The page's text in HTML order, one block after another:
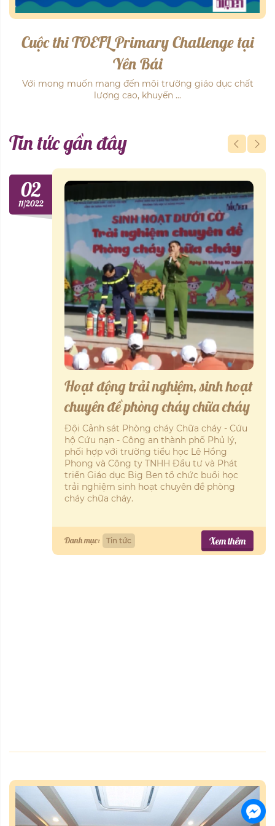
Chuyên đề Kỹ năng sống "Lòng Biết Ơn"
tại ...
Lòng biết ơn là nét đẹp truyền thống của dân tộc ta. Thấu
hiểu những ...
Tin tức gần đây
07
05/2022
Phòng GD&ĐT huyện Thiệu Hóa
cùng Công ty TNHH Đầu tư &
Phát triển giáo dục Big Ben tổ
chức buổi ngoại khóa với chuyên
đề “Phòng chống đuối nước”
GD&TĐ - Hàng nghìn học sinh các Trường
Tiểu học Thiệu Đô, THCS Thiệu Duy (Thiệu
chống đuối nước. Đây là hoạt động ngoại
khóa do Phòng GD&ĐT huyện Thiệu Hóa tổ
chức trước dịp nghỉ hè. (Báo Giáo dục và